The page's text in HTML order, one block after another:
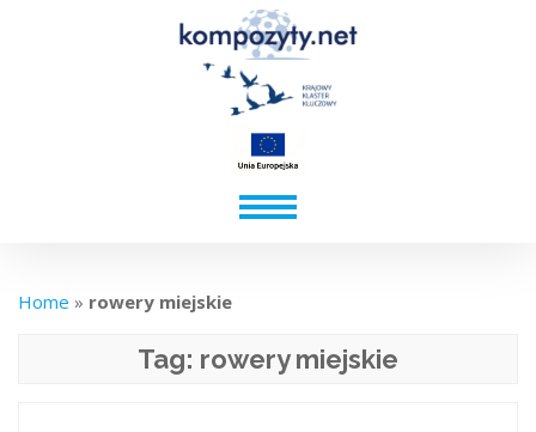
Home » rowery miejskie
Tag: rowery miejskie